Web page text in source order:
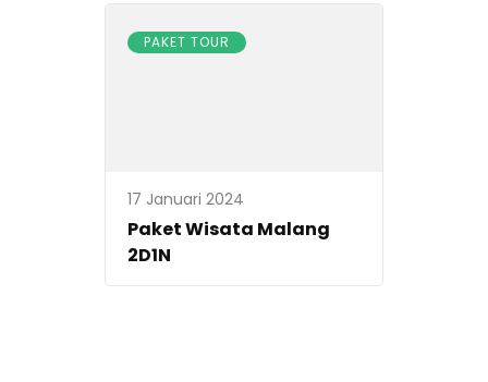
PAKET TOUR
17 Januari 2024
Paket Wisata Malang
2D1N